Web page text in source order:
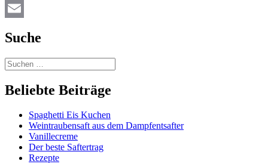
Facebook
Suche
Beliebte Beiträge
Spaghetti Eis Kuchen
Weintraubensaft aus dem Dampfentsafter
Vanillecreme
Der beste Saftertrag
Rezepte